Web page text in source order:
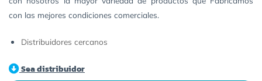
con las mejores condiciones comerciales.
Distribuidores cercanos
Sea distribuidor